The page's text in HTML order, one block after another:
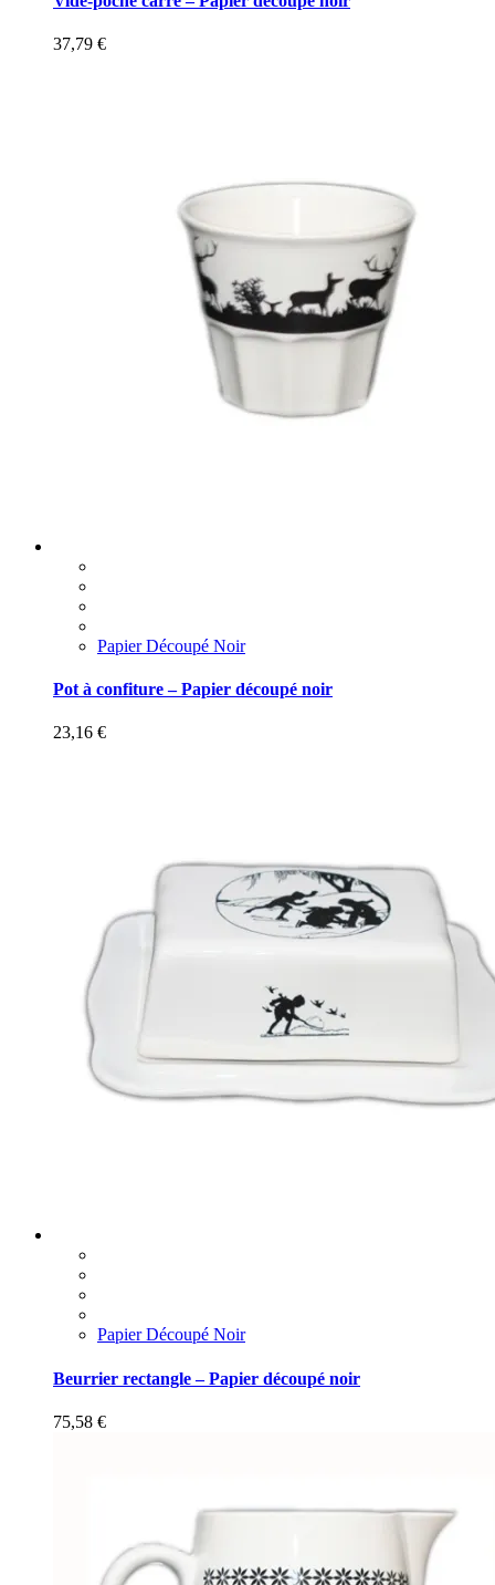
37,79 €
Papier Découpé Noir
Pot à confiture – Papier découpé noir
23,16 €
Papier Découpé Noir
Beurrier rectangle – Papier découpé noir
75,58 €